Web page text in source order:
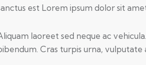
est Lorem ipsum dolor sit
laoreet sed neque ac
Cras turpis urna,